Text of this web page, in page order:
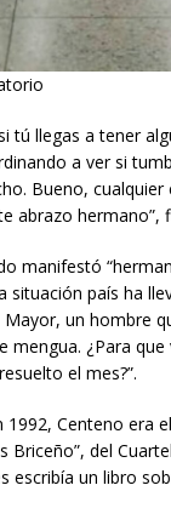
tú llegas a tener
a ver si
Bueno,
abrazo
manifestó
situación país ha
un hombre
¿Para
el mes?”.
Centeno era
Briceño”, del
escribía un libro